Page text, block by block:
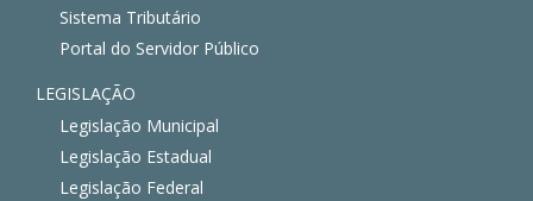
Sistema Tributário
Portal do Servidor Público
LEGISLAÇÃO
Legislação Municipal
Legislação Estadual
Legislação Federal